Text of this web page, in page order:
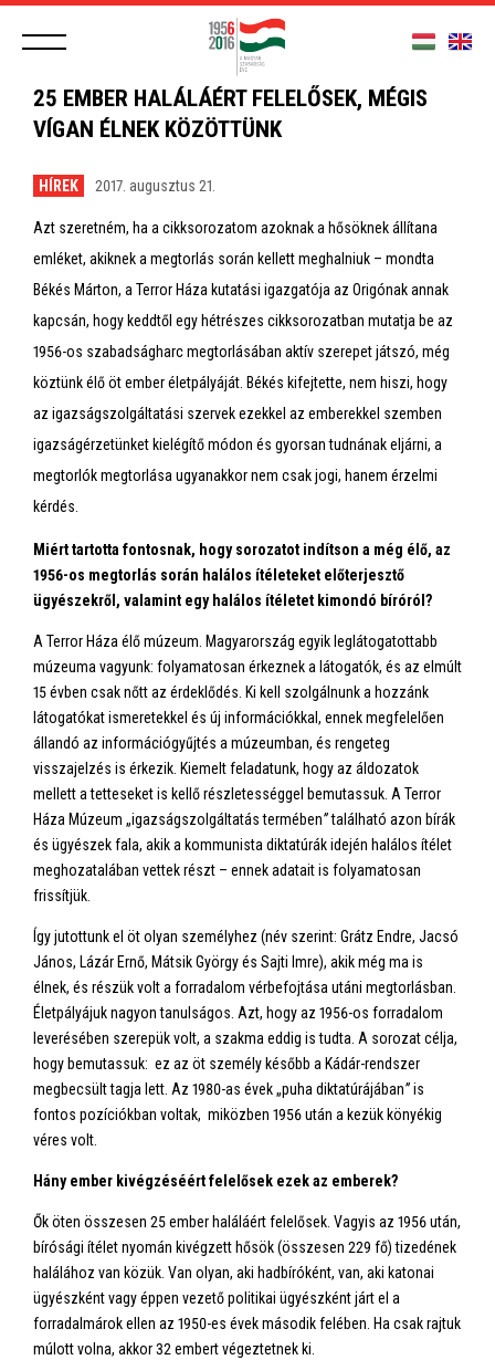
25 EMBER HALÁLÁÉRT FELELŐSEK, MÉGIS
VÍGAN ÉLNEK KÖZÖTTÜNK
HÍREK 2017. augusztus 21.
Azt szeretném, ha a cikksorozatom azoknak a hősöknek állítana
emléket, akiknek a megtorlás során kellett meghalniuk – mondta
Békés Márton, a Terror Háza kutatási igazgatója az Origónak annak
kapcsán, hogy keddtől egy hétrészes cikksorozatban mutatja be az
1956-os szabadságharc megtorlásában aktív szerepet játszó, még
köztünk élő öt ember életpályáját. Békés kifejtette, nem hiszi, hogy
az igazságszolgáltatási szervek ezekkel az emberekkel szemben
igazságérzetünket kielégítő módon és gyorsan tudnának eljárni, a
megtorlók megtorlása ugyanakkor nem csak jogi, hanem érzelmi
kérdés.
Miért tartotta fontosnak, hogy sorozatot indítson a még élő, az
1956-os megtorlás során halálos ítéleteket előterjesztő
ügyészekről, valamint egy halálos ítéletet kimondó bíróról?
A Terror Háza élő múzeum. Magyarország egyik leglátogatottabb
múzeuma vagyunk: folyamatosan érkeznek a látogatók, és az elmúlt
15 évben csak nőtt az érdeklődés. Ki kell szolgálnunk a hozzánk
látogatókat ismeretekkel és új információkkal, ennek megfelelően
állandó az információgyűjtés a múzeumban, és rengeteg
visszajelzés is érkezik. Kiemelt feladatunk, hogy az áldozatok
mellett a tetteseket is kellő részletességgel bemutassuk. A Terror
Háza Múzeum „igazságszolgáltatás termében”található azon bírák
és ügyészek fala, akik a kommunista diktatúrák idején halálos ítélet
meghozatalában vettek részt – ennek adatait is folyamatosan
frissítjük.
Így jutottunk el öt olyan személyhez (név szerint: Grátz Endre, Jacsó
János, Lázár Ernő, Mátsik György és Sajti Imre), akik még ma is
élnek, és részük volt a forradalom vérbefojtása utáni megtorlásban.
Életpályájuk nagyon tanulságos. Azt, hogy az 1956-os forradalom
leverésében szerepük volt, a szakma eddig is tudta. A sorozat célja,
hogy bemutassuk: ez az öt személy később a Kádár-rendszer
megbecsült tagja lett. Az 1980-as évek „puha diktatúrájában”is
fontos pozíciókban voltak, miközben 1956 után a kezük könyékig
véres volt.
Hány ember kivégzéséért felelősek ezek az emberek?
Ők öten összesen 25 ember haláláért felelősek. Vagyis az 1956 után,
bírósági ítélet nyomán kivégzett hősök (összesen 229 fő) tizedének
halálához van közük. Van olyan, aki hadbíróként, van, aki katonai
ügyészként vagy éppen vezető politikai ügyészként járt el a
forradalmárok ellen az 1950-es évek második felében. Ha csak rajtuk
múlott volna, akkor 32 embert végeztetnek ki.